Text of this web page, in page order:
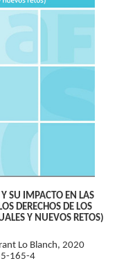
SU IMPACTO EN LAS
DERECHOS DE LOS
Y NUEVOS RETOS)
Lo Blanch, 2020
165-4